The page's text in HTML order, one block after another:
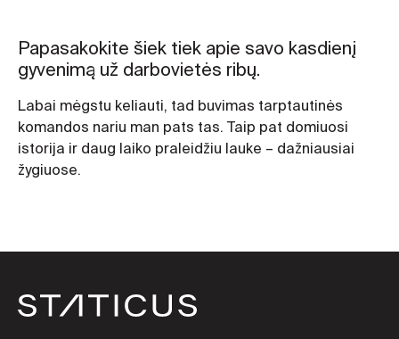
Papasakokite šiek tiek apie savo kasdienį
gyvenimą už darbovietės ribų.
Labai mėgstu keliauti, tad buvimas tarptautinės
komandos nariu man pats tas. Taip pat domiuosi
istorija ir daug laiko praleidžiu lauke – dažniausiai
žygiuose.